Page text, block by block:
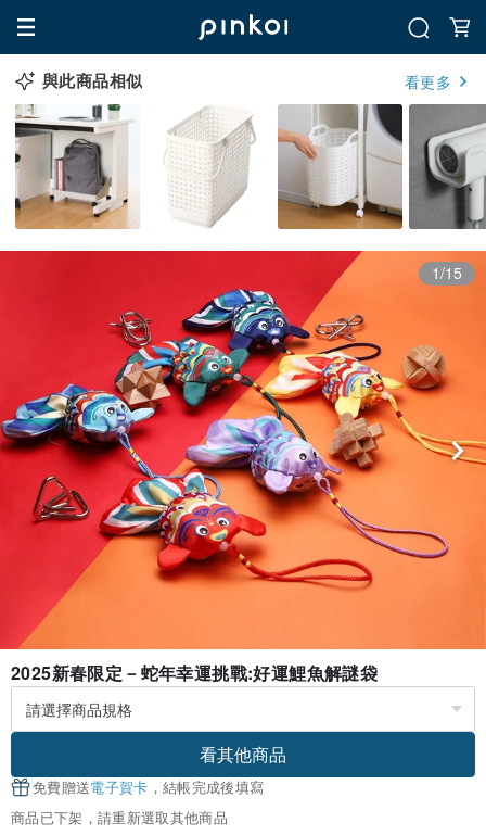
與此商品相似 看更多
1/15
2025新春限定－蛇年幸運挑戰:好運鯉魚解謎袋
看其他商品
免費贈送電子賀卡 ，結帳完成後填寫
商品已下架，請重新選取其他商品